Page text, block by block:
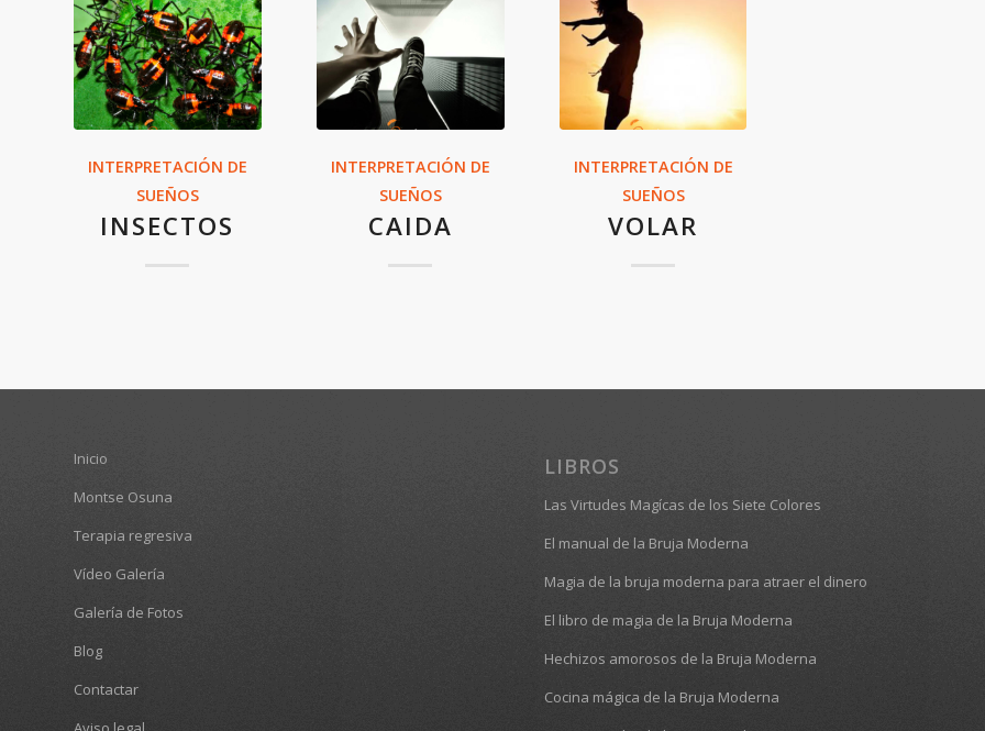
INTERPRETACIÓN DE
SUEÑOS
INSECTOS
INTERPRETACIÓN DE
SUEÑOS
CAIDA
INTERPRETACIÓN DE
SUEÑOS
VOLAR
Inicio
Montse Osuna
Terapia regresiva
Vídeo Galería
Galería de Fotos
Blog
Contactar
LIBROS
Las Virtudes Magícas de los Siete Colores
El manual de la Bruja Moderna
Magia de la bruja moderna para atraer el dinero
El libro de magia de la Bruja Moderna
Hechizos amorosos de la Bruja Moderna
Cocina mágica de la Bruja Moderna